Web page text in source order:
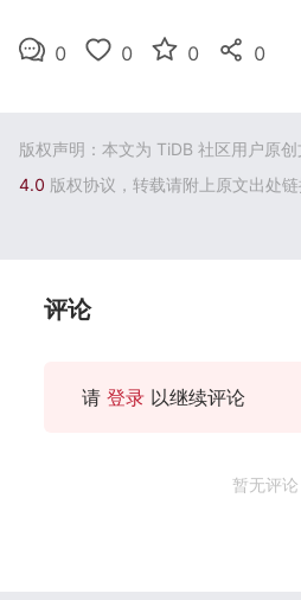
0 0 0 0
版权声明：本文为 TiDB 社区用户原
4.0 版权协议，转载请附上原文出处链
评论
请 登录 以继续评论
暂无评论